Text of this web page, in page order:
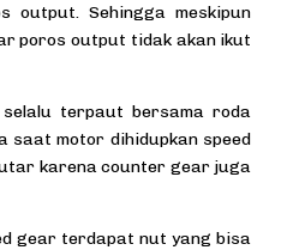
output. Sehingga meskipun
poros output tidak akan ikut
terpaut bersama roda
saat motor dihidupkan speed
karena counter gear juga
gear terdapat nut yang bisa